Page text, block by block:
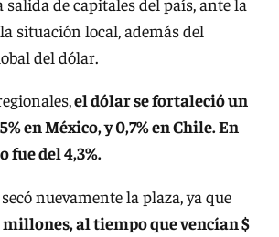
situación local, además del
del dólar.
el dólar se fortaleció un
en México, y 0,7% en Chile. En
fue del 4,3%.
nuevamente la plaza, ya que
millones, al tiempo que vencían $